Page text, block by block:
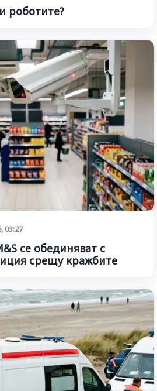
роботите?
03:27
се обединяват с
срещу кражбите